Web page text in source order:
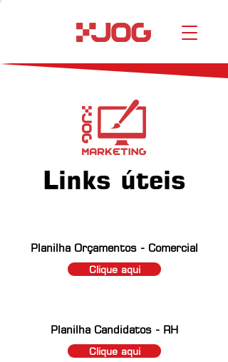
Links úteis
Planilha Orçamentos - Comercial
Clique aqui
Planilha Candidatos - RH
Clique aqui